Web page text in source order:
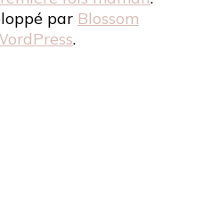
par Blossom
.